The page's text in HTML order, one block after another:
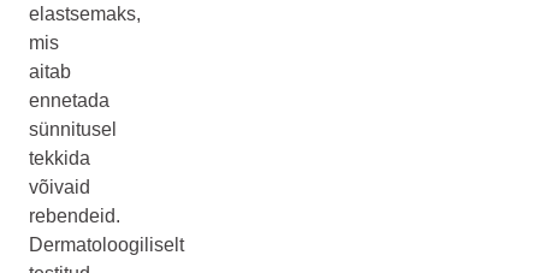
elastsemaks,
mis
aitab
ennetada
sünnitusel
tekkida
võivaid
rebendeid.
Dermatoloogiliselt